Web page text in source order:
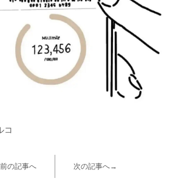
コ
の記事へ 次の記事へ→